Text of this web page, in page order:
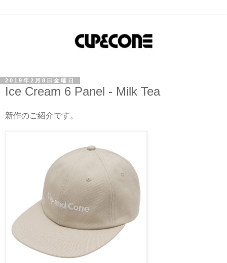
2019年2月8日金曜日
Ice Cream 6 Panel - Milk Tea
新作のご紹介です。